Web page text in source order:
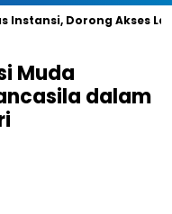
Instansi, Dorong Akses
Muda
dalam